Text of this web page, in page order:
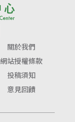
關於我們
網站授權條款
投稿須知
意見回饋